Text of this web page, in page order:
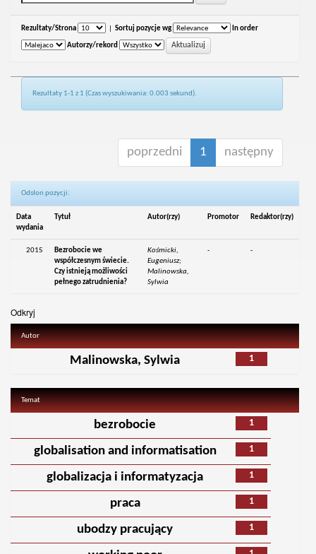
Rezultaty/Strona Sortuj pozycje wg In order
Autorzy/rekord
Rezultaty 1-1 z 1 (Czas wyszukiwania: 0.003 sekund).
poprzedni 1 następny
Odsłon pozycji:
Data
wydania
Tytuł Autor(rzy) Promotor Redaktor(rzy)
2015
Bezrobocie we
współczesnym świecie.
Czy istnieją możliwości
pełnego zatrudnienia?
Kośmicki,
Eugeniusz;
Malinowska,
Sylwia
- -
Odkryj
Autor
1
Malinowska, Sylwia
Temat
1
bezrobocie
1
globalisation and informatisation
1
globalizacja i informatyzacja
1
praca
1
ubodzy pracujący